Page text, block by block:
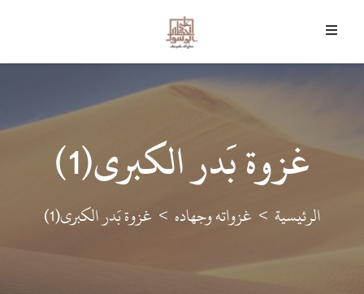
وَمَا أَرْسَلْنَاكَ إِلا رَحْمَةً لِلْعَالَمِينَ
غزوة بَدر الكبرى(1)
الرئيسية غزواته وجهاده غزوة بَدر الكبرى(1)